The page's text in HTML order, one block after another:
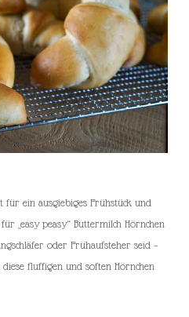
für ein ausgiebiges Frühstück und
„easy peasy“ Buttermilch Hörnchen
oder Frühaufsteher seid –
fluffigen und soften Hörnchen